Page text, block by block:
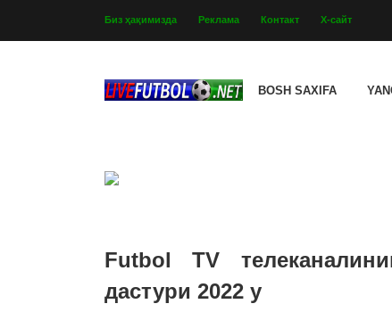
Биз ҳақимизда Реклама Контакт Х-сайт
BOSH SAXIFA
Futbol TV
дастури 2022 y